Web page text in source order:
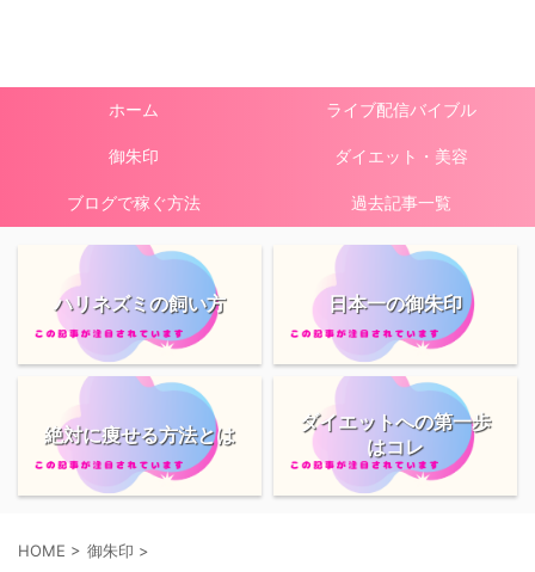
ホーム ライブ配信バイブル
御朱印 ダイエット・美容
ブログで稼ぐ方法 過去記事一覧
ハリネズミの飼い方 日本一の御朱印
絶対に痩せる方法とは
ダイエットへの第一歩
はコレ
HOME > 御朱印 >